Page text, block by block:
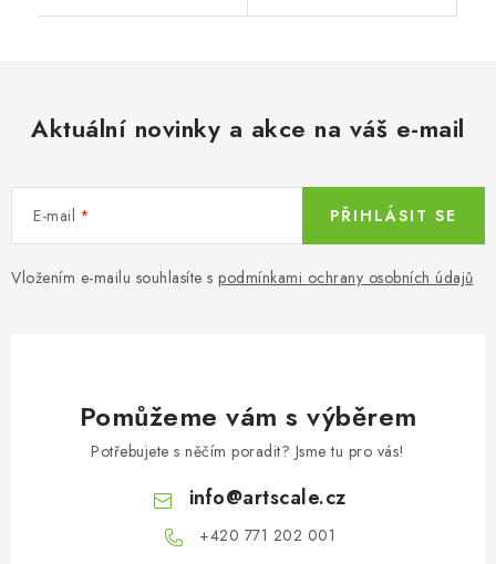
Aktuální novinky a akce na váš e-mail
E-mail
Vložením e-mailu souhlasíte s podmínkami ochrany osobních údajů
PŘIHLÁSIT SE
Pomůžeme vám s výběrem
Potřebujete s něčím poradit? Jsme tu pro vás!
info@artscale.cz
+420 771 202 001​